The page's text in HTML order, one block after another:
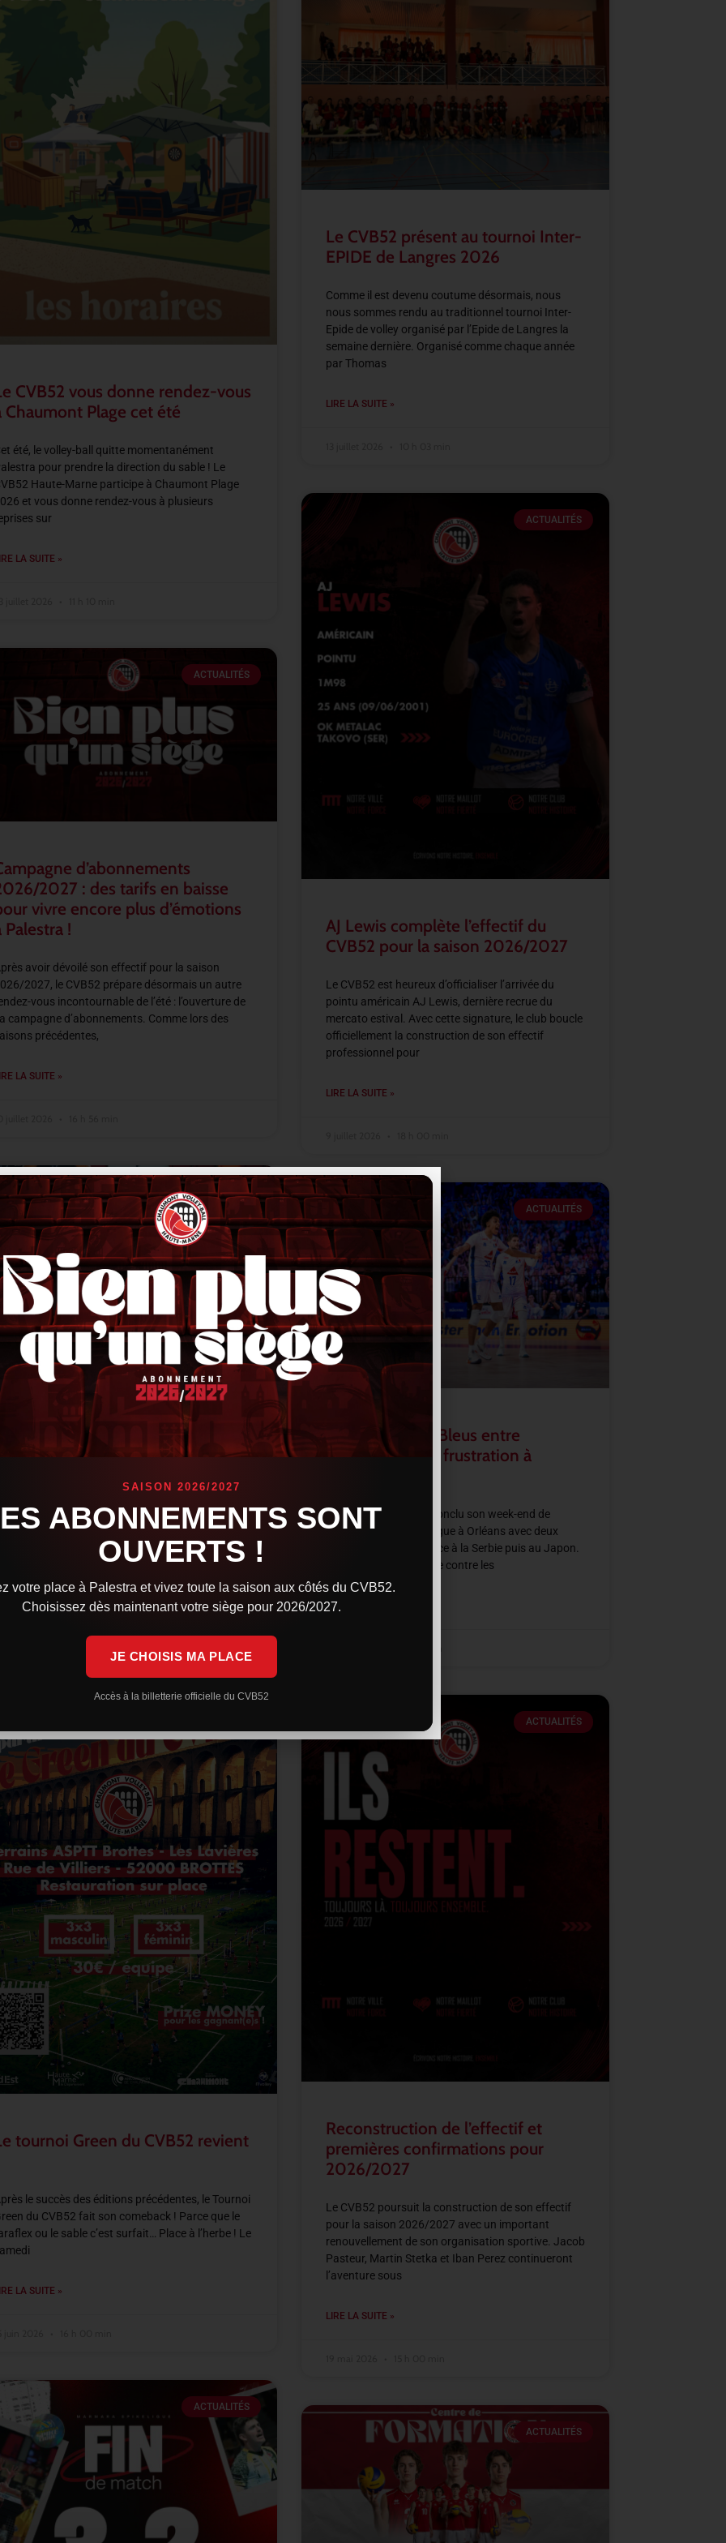
CVB52 vous donne rendez-vous
Chaumont Plage cet été
été, le volley-ball quitte momentanément
pour prendre la direction du sable ! Le
Haute-Marne participe à Chaumont Plage
et vous donne rendez-vous à plusieurs
sur
LA SUITE »
Le CVB52 présent au tournoi Inter-
EPIDE de Langres 2026
Comme il est devenu coutume désormais, nous
nous sommes rendu au traditionnel tournoi Inter-
Epide de volley organisé par l’Epide de Langres la
semaine dernière. Organisé comme chaque année
par Thomas
LIRE LA SUITE »
ACTUALITÉS
d’abonnements
2027 : des tarifs en baisse
vivre encore plus d’émotions
Palestra !
avoir dévoilé son effectif pour la saison
2027, le CVB52 prépare désormais un autre
vous incontournable de l’été : l’ouverture de
campagne d’abonnements. Comme lors des
précédentes,
LA SUITE »
ACTUALITÉS
AJ Lewis complète l’effectif du
CVB52 pour la saison 2026/2027
Le CVB52 est heureux d’officialiser l’arrivée du
pointu américain AJ Lewis, dernière recrue du
mercato estival. Avec cette signature, le club boucle
officiellement la construction de son effectif
professionnel pour
LIRE LA SUITE »
ACTUALITÉS
en finale, Stetka en or,
Liberman en bronze
Lindqvist avec la Finlande a rendez-vous en finale
de l’European League, tandis que la République
et Martin Stetka sont sorti vainqueurs des
8 juillet 2026 9 h 59 min
ACTUALITÉS
VNL 2026 : les Bleus entre
confirmation et frustration à
L’équipe de France a conclu son week-end de
Volleyball Nations League à Orléans avec deux
rencontres intenses face à la Serbie puis au Japon.
Après une victoire nette contre les
LIRE LA SUITE »
tournoi Green du CVB52 revient
le succès des éditions précédentes, le Tournoi
du CVB52 fait son comeback ! Parce que le
ou le sable c’est surfait… Place à l’herbe ! Le
LA SUITE »
ACTUALITÉS
Reconstruction de l’effectif et
premières confirmations pour
2026/2027
Le CVB52 poursuit la construction de son effectif
pour la saison 2026/2027 avec un important
renouvellement de son organisation sportive. Jacob
Pasteur, Martin Stetka et Iban Perez continueront
l’aventure sous
LIRE LA SUITE »
ACTUALITÉS
ACTUALITÉS
SAISON 2026/2027
ABONNEMENTS SONT
OUVERTS !
votre place à Palestra et vivez toute la saison aux côtés du CVB52.
Choisissez dès maintenant votre siège pour 2026/2027.
JE CHOISIS MA PLACE
Accès à la billetterie officielle du CVB52